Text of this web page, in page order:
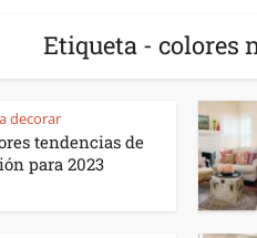
Etiqueta - colores
decorar
tendencias de
para 2023